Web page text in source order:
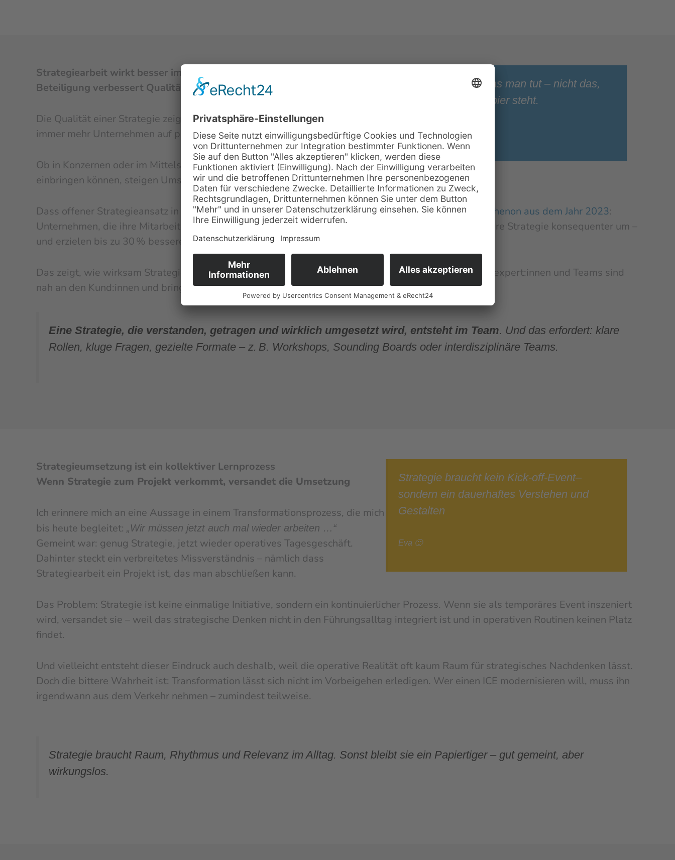
Strategiearbeit wirkt besser im Team
Beteiligung verbessert Qualität und Umsetzung
Die Qualität einer Strategie zeigt sich erst in der Umsetzung. Deshalb setzen
immer mehr Unternehmen auf partizipative Prozesse.
Ob in Konzernen oder im Mittelstand: Wenn Mitarbeitende ihre Sicht
einbringen können, steigen Umsetzbarkeit und Identifikation
Strategie ist das, was man tut – nicht das,
was im Strategiepapier steht.
Henry Mintzberg
Dass offener Strategieansatz in der Praxis an Bedeutung gewinnt, zeigt auch eine Studie vonEY-Parthenon aus dem Jahr 2023:
Unternehmen, die ihre Mitarbeitenden frühzeitig einbeziehen, sind deutlich erfolgreicher. Sie setzen ihre Strategie konsequenter um –
und erzielen bis zu 30 % bessere wirtschaftliche Ergebnisse.
Das zeigt, wie wirksam Strategiearbeit wird, wenn das Wissen aus dem Unternehmen einfließt. Fachexpert:innen und Teams sind
nah an den Kund:innen und bringen wertvolle Impulse für Zukunftsthemen mit.
Eine Strategie, die verstanden, getragen und wirklich umgesetzt wird, entsteht im Team. Und das erfordert: klare
Rollen, kluge Fragen, gezielte Formate – z. B. Workshops, Sounding Boards oder interdisziplinäre Teams.
Strategieumsetzung ist ein kollektiver Lernprozess
Wenn Strategie zum Projekt verkommt, versandet die Umsetzung
Ich erinnere mich an eine Aussage in einem Transformationsprozess, die mich
bis heute begleitet: „Wir müssen jetzt auch mal wieder arbeiten …“
Gemeint war: genug Strategie, jetzt wieder operatives Tagesgeschäft.
Dahinter steckt ein verbreitetes Missverständnis – nämlich dass
Strategiearbeit ein Projekt ist, das man abschließen kann.
Strategie braucht kein Kick-off-Event–
sondern ein dauerhaftes Verstehen und
Gestalten
Eva 🙂
Das Problem: Strategie ist keine einmalige Initiative, sondern ein kontinuierlicher Prozess. Wenn sie als temporäres Event inszeniert
wird, versandet sie – weil das strategische Denken nicht in den Führungsalltag integriert ist und in operativen Routinen keinen Platz
findet.
Und vielleicht entsteht dieser Eindruck auch deshalb, weil die operative Realität oft kaum Raum für strategisches Nachdenken lässt.
Doch die bittere Wahrheit ist: Transformation lässt sich nicht im Vorbeigehen erledigen. Wer einen ICE modernisieren will, muss ihn
irgendwann aus dem Verkehr nehmen – zumindest teilweise.
Strategie braucht Raum, Rhythmus und Relevanz im Alltag. Sonst bleibt sie ein Papiertiger – gut gemeint, aber
wirkungslos.